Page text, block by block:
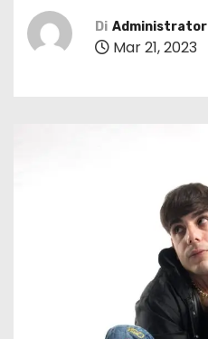
Di Administrator
Mar 21, 2023